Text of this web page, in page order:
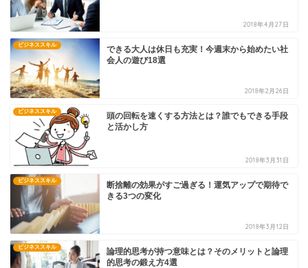
2018年4月27日
ビジネススキル
できる大人は休日も充実！今週末から始めたい社
会人の遊び18選
2018年2月26日
ビジネススキル
頭の回転を速くする方法とは？誰でもできる手段
と活かし方
2018年3月31日
ビジネススキル
断捨離の効果がすご過ぎる！運気アップで期待で
きる3つの変化
2018年3月12日
ビジネススキル
論理的思考が持つ意味とは？そのメリットと論理
的思考の鍛え方4選